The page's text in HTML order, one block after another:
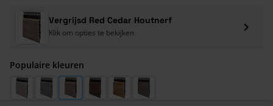
Vergrijsd Red Cedar Houtnerf
Klik om opties te bekijken
Populaire kleuren
Sheffield Eiken Wit Houtnerf
Sheffield Eiken Grijs Houtnerf
Vergrijsd Red Cedar Houtnerf
Turners Eiken Bruin Houtnerf
Turners Eiken Houtnerf
Anteak Vergrijsd Houtnerf